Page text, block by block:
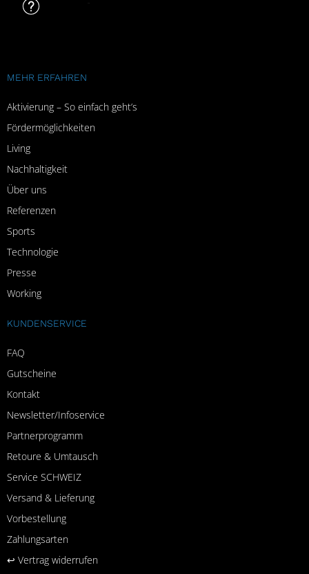
MEHR ERFAHREN
Aktivierung – So einfach geht’s
Fördermöglichkeiten
Living
Nachhaltigkeit
Über uns
Referenzen
Sports
Technologie
Presse
Working
KUNDENSERVICE
FAQ
Gutscheine
Kontakt
Newsletter/Infoservice
Partnerprogramm
Retoure & Umtausch
Service SCHWEIZ
Versand & Lieferung
Vorbestellung
Zahlungsarten
↩︎ Vertrag widerrufen